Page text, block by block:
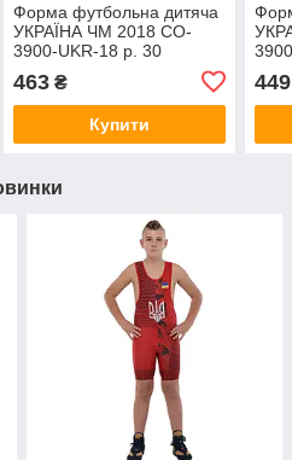
Форма футбольна дитяча
УКРАЇНА ЧМ 2018 CO-
3900-UKR-18 р. 30
463₴
Купити
449